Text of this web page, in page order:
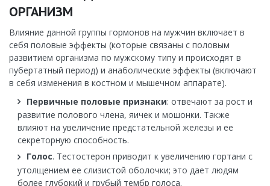
ОРГАНИЗМ
Влияние данной группы гормонов на мужчин включает в
себя половые эффекты (которые связаны с половым
развитием организма по мужскому типу и происходят в
пубертатный период) и анаболические эффекты (включают
в себя изменения в костном и мышечном аппарате).
Первичные половые признаки: отвечают за рост и
развитие полового члена, яичек и мошонки. Также
влияют на увеличение предстательной железы и ее
секреторную способность.
Голос. Тестостерон приводит к увеличению гортани с
утолщением ее слизистой оболочки; это дает людям
более глубокий и грубый тембр голоса.